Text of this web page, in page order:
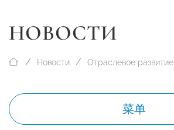
НОВОСТИ
Новости Отраслевое развитие
菜单